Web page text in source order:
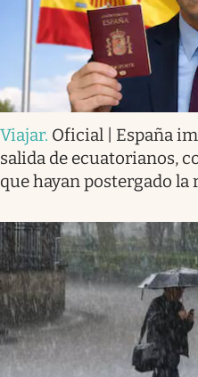
Viajar. Oficial | España
salida de ecuatorianos,
que hayan postergado